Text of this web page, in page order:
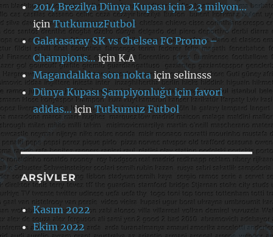
2014 Brezilya Dünya Kupası için 2.3 milyon…
içinTutkumuzFutbol
Galatasaray SK vs Chelsea FC Promo –
Champions…içinK.A
Magandalıkta son nokta içinselinsss
Dünya Kupası Şampiyonluğu için favori
adidas…içinTutkumuz Futbol
ARŞIVLER
Kasım 2022
Ekim 2022